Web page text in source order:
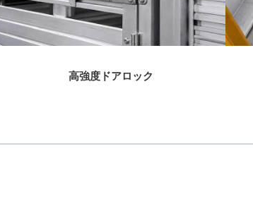
高強度ドアロック